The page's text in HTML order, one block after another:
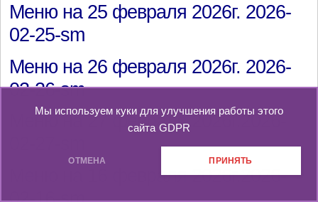
Мы используем куки для улучшения работы этого
сайта GDPR
ОТМЕНА ПРИНЯТЬ
Меню на 25 февраля 2026г. 2026-
02-25-sm
Меню на 26 февраля 2026г. 2026-
02-26-sm
Меню на 27 февраля 2026г.2026-
Меню на 16 февраля 2026г.2026-